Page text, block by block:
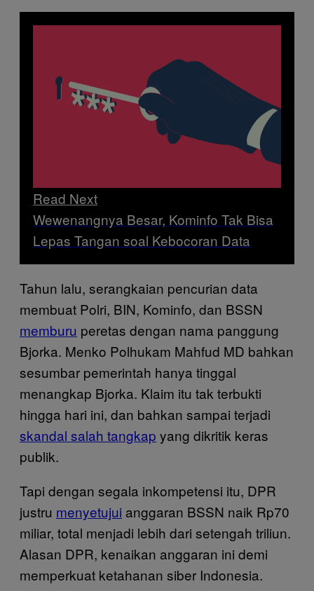
Read Next
Wewenangnya Besar, Kominfo Tak Bisa
Lepas Tangan soal Kebocoran Data
Tahun lalu, serangkaian pencurian data
membuat Polri, BIN, Kominfo, dan BSSN
memburu peretas dengan nama panggung
Bjorka. Menko Polhukam Mahfud MD bahkan
sesumbar pemerintah hanya tinggal
menangkap Bjorka. Klaim itu tak terbukti
hingga hari ini, dan bahkan sampai terjadi
skandal salah tangkap yang dikritik keras
publik.
Tapi dengan segala inkompetensi itu, DPR
justru menyetujui anggaran BSSN naik Rp70
miliar, total menjadi lebih dari setengah triliun.
Alasan DPR, kenaikan anggaran ini demi
memperkuat ketahanan siber Indonesia.